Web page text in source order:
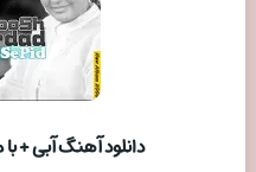
دانلود آهنگ آبی +